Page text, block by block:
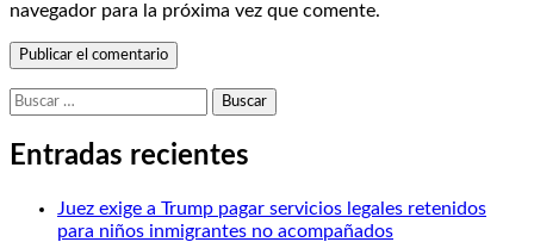
navegador para la próxima vez que comente.
Buscar:
Entradas recientes
Juez exige a Trump pagar servicios legales retenidos
para niños inmigrantes no acompañados